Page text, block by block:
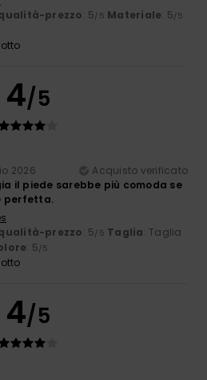
prezzo: 5/5 Materiale: 5/5
4/5
2026
Acquisto verificato
il piede sarebbe più comoda se
perfetta.
prezzo: 5/5 Taglia: Taglia
: 5/5
4/5